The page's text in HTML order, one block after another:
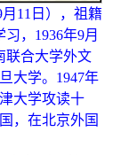
11日），祖籍
，1936年9月
联合大学外文
大学。1947年
大学攻读十
，在北京外国